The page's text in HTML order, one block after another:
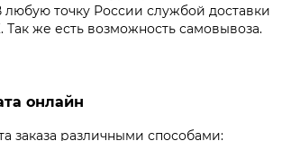
точку России службой доставки
Так же есть возможность самовывоза.
онлайн
заказа различными способами: